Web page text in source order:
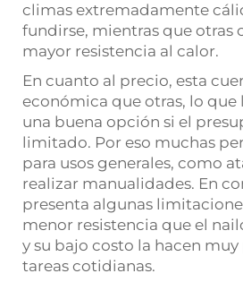
climas extremadamente
fundirse, mientras que otras
mayor resistencia al calor.
En cuanto al precio, esta
económica que otras, lo que
una buena opción si el
limitado. Por eso muchas
para usos generales, como
realizar manualidades. En
presenta algunas
menor resistencia que el
y su bajo costo la hacen
tareas cotidianas.